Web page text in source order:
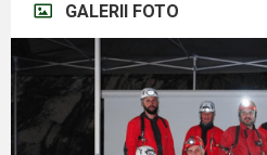
GALERII FOTO